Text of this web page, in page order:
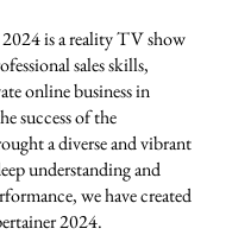
is a reality TV show
sales skills,
online business in
success of the
a diverse and vibrant
understanding and
we have created
2024.